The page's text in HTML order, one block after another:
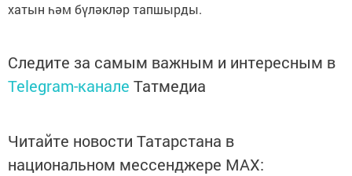
хатын һәм бүләкләр тапшырды.
Следите за самым важным и интересным в
Telegram-канале Татмедиа
Читайте новости Татарстана в
национальном мессенджере MАХ: